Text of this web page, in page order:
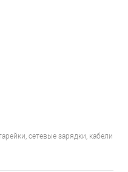
сетевые зарядки, кабели